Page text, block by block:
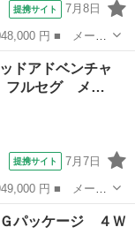
提携サイト 7月8日
ド名： アドベン
セグ メモリーナ
ドアドベンチャ
フルセグ メ…
提携サイト 7月7日
ド名： ハイブリ
グ メモリーナ
パッケージ ４Ｗ